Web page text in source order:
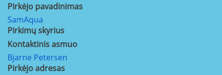
Pirkėjo pavadinimas
SamAqua
Pirkimų skyrius
Kontaktinis asmuo
Bjarne Petersen
Pirkėjo adresas